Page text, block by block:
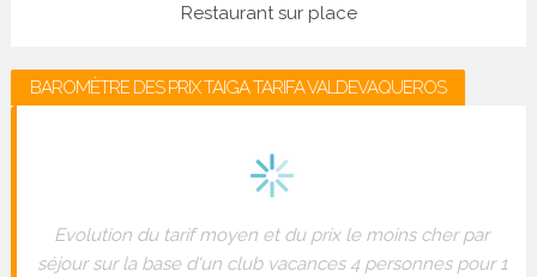
Restaurant sur place
BAROMÈTRE DES PRIX TAIGA TARIFA VALDEVAQUEROS
Evolution du tarif moyen et du prix le moins cher par
séjour sur la base d'un club vacances 4 personnes pour 1